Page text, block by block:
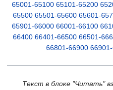
65001-65100 65101-65200
65500 65501-65600 65601-
65901-66000 66001-66100
66400 66401-66500 66501-
66801-66900
Текст в блоке "Читать"